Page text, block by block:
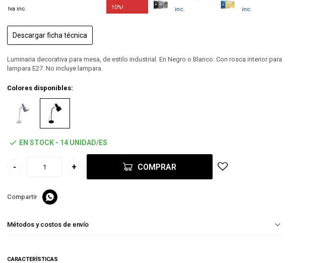
10
Descargar ficha técnica
Luminaria decorativa para mesa, de estilo industrial. En Negro o Blanco. Con rosca interior para
lampara E27. No incluye lampara.
Colores disponibles:
EN STOCK - 14 UNIDAD/ES
- + COMPRAR

Métodos y costos de envío
CARACTERÍSTICAS